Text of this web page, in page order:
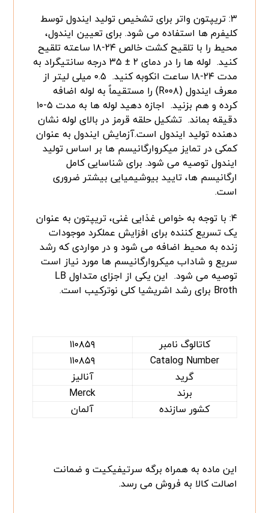
۳: تریپتون واتر برای تشخیص تولید ایندول توسط
کلیفرم ها استفاده می شود. برای تعیین ایندول،
محیط را با تلقیح کشت خالص ۲۴-۱۸ ساعته تلقیح
کنید. لوله ها را در دمای ۲ ± ۳۵ درجه سانتیگراد به
مدت ۲۴-۱۸ ساعت انکوبه کنید. ۰.۵ میلی لیتر از
معرف ایندول (R۰۰۸) را مستقیماً به لوله اضافه
کرده و هم بزنید. اجازه دهید لوله ها به مدت ۵-۱۰
دقیقه بماند. تشکیل حلقه قرمز در بالای لوله نشان
دهنده تولید ایندول است.آزمایش ایندول به عنوان
کمکی در تمایز میکروارگانیسم ها بر اساس تولید
ایندول توصیه می شود. برای شناسایی کامل
ارگانیسم ها، تایید بیوشیمیایی بیشتر ضروری
است.
۴: با توجه به خواص غذایی غنی، تریپتون به عنوان
یک تسریع کننده برای افزایش عملکرد موجودات
زنده به محیط اضافه می شود و در مواردی که رشد
سریع و شاداب میکروارگانیسم ها مورد نیاز است
توصیه می شود. این یکی از اجزای متداول LB
Broth برای رشد اشریشیا کلی نوترکیب است.
کاتالوگ نامبر
۱۱۰۸۵۹
Catalog Number
۱۱۰۸۵۹
گرید
آنالیز
برند
Merck
کشور سازنده
آلمان
این ماده به همراه برگه سرتیفیکیت و ضمانت
اصالت کالا به فروش می رسد.